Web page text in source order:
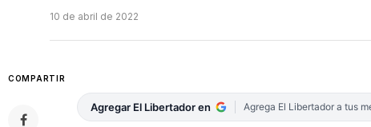
10 de abril de 2022
COMPARTIR
Agregar El Libertador en Agrega El Libertador a tus